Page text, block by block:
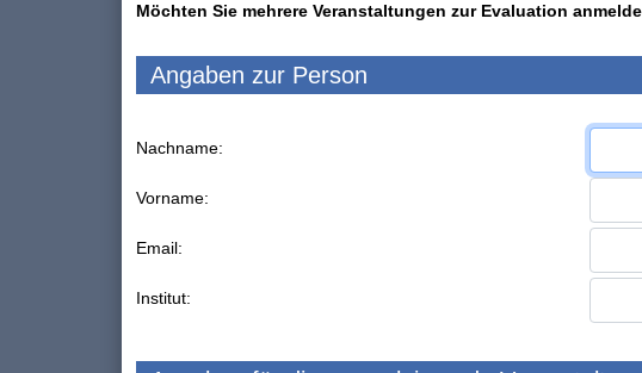
Möchten Sie mehrere Veranstaltungen zur Evaluation
Angaben zur Person
Nachname:
Vorname:
Email:
Institut: